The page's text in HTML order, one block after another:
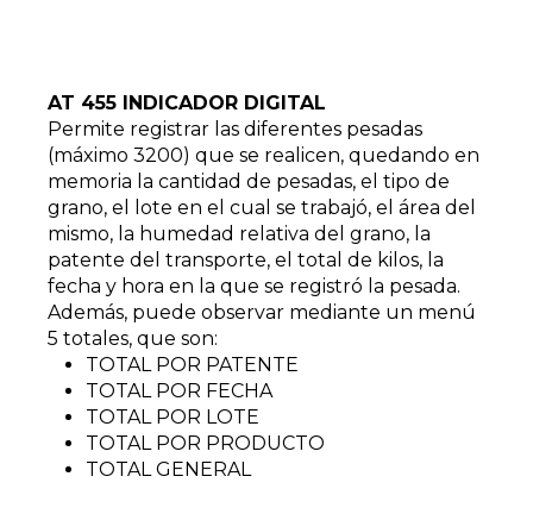
AT 455 INDICADOR DIGITAL
Permite registrar las diferentes pesadas
(máximo 3200) que se realicen, quedando en
memoria la cantidad de pesadas, el tipo de
grano, el lote en el cual se trabajó, el área del
mismo, la humedad relativa del grano, la
patente del transporte, el total de kilos, la
fecha y hora en la que se registró la pesada.
Además, puede observar mediante un menú
5 totales, que son:
TOTAL POR PATENTE
TOTAL POR FECHA
TOTAL POR LOTE
TOTAL POR PRODUCTO
TOTAL GENERAL